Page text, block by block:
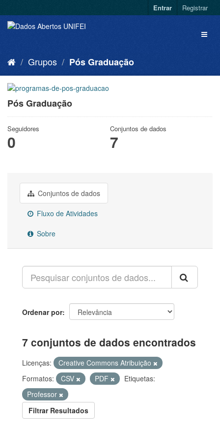
Entrar Registrar
Grupos Pós Graduação
Pós Graduação
Seguidores
0
Conjuntos de dados
7
Conjuntos de dados
Fluxo de Atividades
Sobre
Ordenar por
7 conjuntos de dados encontrados
Licenças:
Creative Commons Atribuição
Formatos:
CSV PDF
Etiquetas:
Professor
Filtrar Resultados